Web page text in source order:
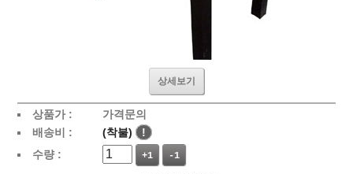
상세보기
상품가 :
가격문의
배송비 :
(착불)
!
수량 :
+1 -1